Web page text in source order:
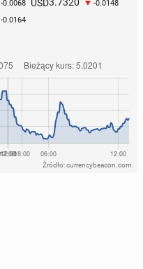
-0.0068 USD -0.0148
-0.0164
Źródło: currencybeacon.com